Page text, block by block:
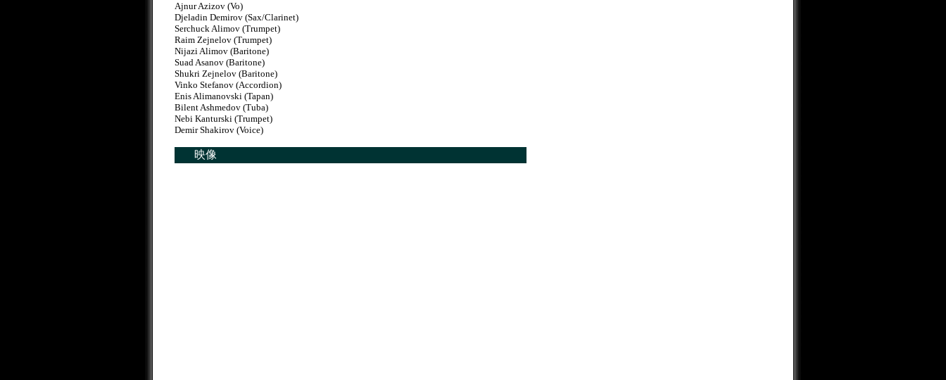
Ajnur Azizov (Vo)
Djeladin Demirov (Sax/Clarinet)
Serchuck Alimov (Trumpet)
Raim Zejnelov (Trumpet)
Nijazi Alimov (Baritone)
Suad Asanov (Baritone)
Shukri Zejnelov (Baritone)
Vinko Stefanov (Accordion)
Enis Alimanovski (Tapan)
Bilent Ashmedov (Tuba)
Nebi Kanturski (Trumpet)
Demir Shakirov (Voice)
映像